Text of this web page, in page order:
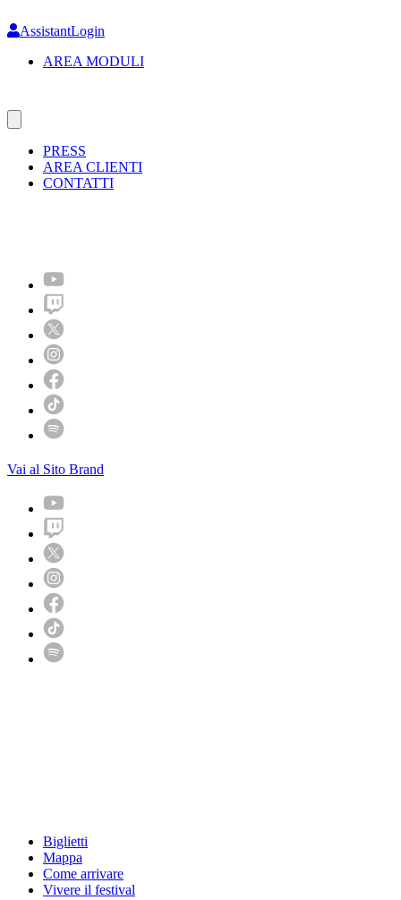
to
content
AssistantLogin
AREA MODULI
PRESS
AREA CLIENTI
CONTATTI
Vai al Sito Brand
Biglietti
Mappa
Come arrivare
Vivere il festival